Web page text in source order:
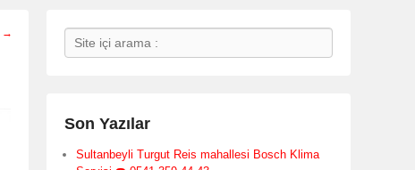
→ Search
Son Yazılar
Sultanbeyli Turgut Reis mahallesi Bosch Klima